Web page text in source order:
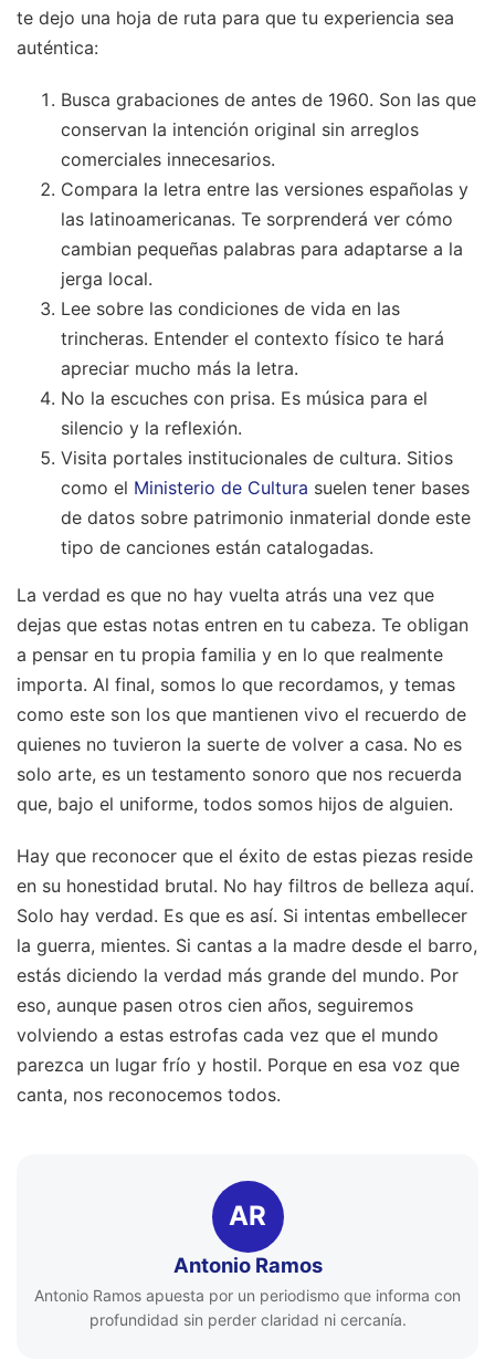
te dejo una hoja de ruta para que tu experiencia sea
auténtica:
Busca grabaciones de antes de 1960. Son las que
conservan la intención original sin arreglos
comerciales innecesarios.
Compara la letra entre las versiones españolas y
las latinoamericanas. Te sorprenderá ver cómo
cambian pequeñas palabras para adaptarse a la
jerga local.
Lee sobre las condiciones de vida en las
trincheras. Entender el contexto físico te hará
apreciar mucho más la letra.
No la escuches con prisa. Es música para el
silencio y la reflexión.
Visita portales institucionales de cultura. Sitios
como el Ministerio de Cultura suelen tener bases
de datos sobre patrimonio inmaterial donde este
tipo de canciones están catalogadas.
La verdad es que no hay vuelta atrás una vez que
dejas que estas notas entren en tu cabeza. Te obligan
a pensar en tu propia familia y en lo que realmente
importa. Al final, somos lo que recordamos, y temas
como este son los que mantienen vivo el recuerdo de
quienes no tuvieron la suerte de volver a casa. No es
solo arte, es un testamento sonoro que nos recuerda
que, bajo el uniforme, todos somos hijos de alguien.
Hay que reconocer que el éxito de estas piezas reside
en su honestidad brutal. No hay filtros de belleza aquí.
Solo hay verdad. Es que es así. Si intentas embellecer
la guerra, mientes. Si cantas a la madre desde el barro,
estás diciendo la verdad más grande del mundo. Por
eso, aunque pasen otros cien años, seguiremos
volviendo a estas estrofas cada vez que el mundo
parezca un lugar frío y hostil. Porque en esa voz que
canta, nos reconocemos todos.
AR
Antonio Ramos
Antonio Ramos apuesta por un periodismo que informa con
profundidad sin perder claridad ni cercanía.